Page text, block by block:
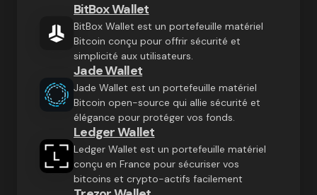
BitBox Wallet
BitBox Wallet est un portefeuille matériel
Bitcoin conçu pour offrir sécurité et
simplicité aux utilisateurs.
Jade Wallet
Jade Wallet est un portefeuille matériel
Bitcoin open-source qui allie sécurité et
élégance pour protéger vos fonds.
Ledger Wallet
Ledger Wallet est un portefeuille matériel
conçu en France pour sécuriser vos
bitcoins et crypto-actifs facilement